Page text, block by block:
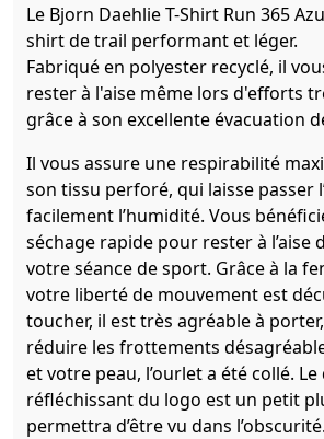
Le Bjorn Daehlie T-Shirt Run 365
shirt de trail performant et léger.
Fabriqué en polyester recyclé, il
rester à l'aise même lors d'efforts
grâce à son excellente évacuation
Il vous assure une respirabilité
son tissu perforé, qui laisse passer
facilement l’humidité. Vous
séchage rapide pour rester à l’aise
votre séance de sport. Grâce à la
votre liberté de mouvement est
toucher, il est très agréable à
réduire les frottements
et votre peau, l’ourlet a été collé. Le
réfléchissant du logo est un petit
permettra d’être vu dans l’obscurité.